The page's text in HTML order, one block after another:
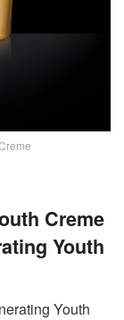
Creme
Youth
Youth